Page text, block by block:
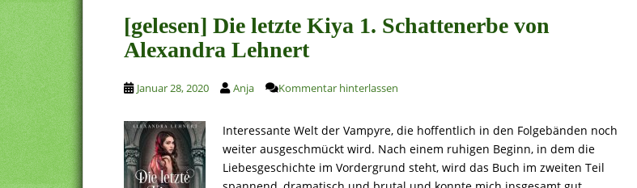
[gelesen] Die letzte Kiya 1. Schattenerbe von
Alexandra Lehnert
Januar 28, 2020 Anja Kommentar hinterlassen
Interessante Welt der Vampyre, die hoffentlich in den Folgebänden noch
weiter ausgeschmückt wird. Nach einem ruhigen Beginn, in dem die
Liebesgeschichte im Vordergrund steht, wird das Buch im zweiten Teil